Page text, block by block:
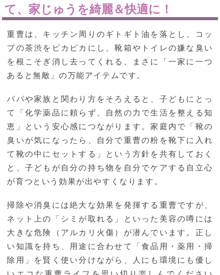
て、家じゅうを綺麗＆快適に！
重曹は、キッチン周りのギトギト油を落とし、コッ
プの茶渋をピカピカにし、靴箱やトイレの嫌な臭い
を根こそぎ消し去ってくれる、まさに「一家に一つ
あると無敵」の万能アイテムです。
パパや家族と関わり方をそろえると、子どもにとっ
て「化学薬品に頼らず、自然の力で生活を整える知
恵」という安心感につながります。家庭内で「靴の
臭いが気になったら、自分で重曹の粉を靴下に入れ
て靴の中にセットする」という方針を共有しておく
と、子どもが自分の持ち物を自分でケアする自立心
が育つという効果が出やすくなります。
掃除や消臭には絶大な効果を発揮する重曹ですが、
ネット上の「シミが取れる」といった美容の噂には
大きな危険（アルカリ火傷）が潜んでいます。正し
い知識を持ち、用途に合わせて「食品用・薬用・掃
除用」を賢く使い分けながら、人にも環境にも優し